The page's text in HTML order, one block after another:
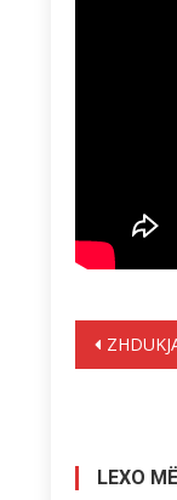
ZHDUKJA E 16-VJEÇARES
LEXO